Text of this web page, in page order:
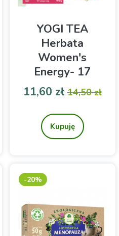
YOGI TEA
Herbata
Women's
Energy- 17
torebek
herbata Yogi Tea Women's
Energy to
hibiskus, lukrecja, mięta,
w saszetkach do
zaparzania. Polecana
pomocna przy bólach
menstruacyjnych.
Cena
11,60 złCena
14,50 zł
Kupuję
-20%